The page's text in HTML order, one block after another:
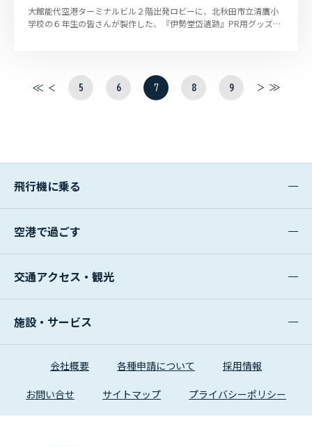
大館能代空港ターミナルビル２階出発ロビーに、北秋田市立清鷹小
学校の６年生の皆さんが製作した、『伊勢堂岱遺跡』PR用グッズの
最 前
5 6 7 8 9
次
最
飛行機に乗る
空港で過ごす
交通アクセス・観光
施設・サービス
会社概要 各種申請について 採用情報
お問い合せ サイトマップ プライバシーポリシー